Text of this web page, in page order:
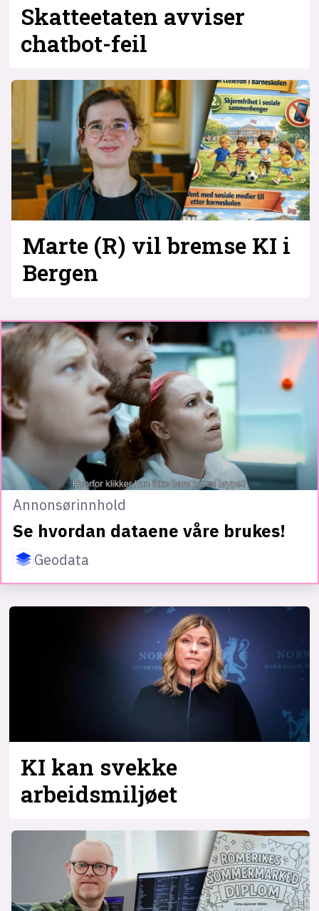
Skatteetaten avviser
chatbot-feil
Marte (R) vil bremse KI i
Bergen
Annonsørinnhold
Se hvordan dataene våre brukes!
Geodata
KI kan svekke
arbeidsmiljøet